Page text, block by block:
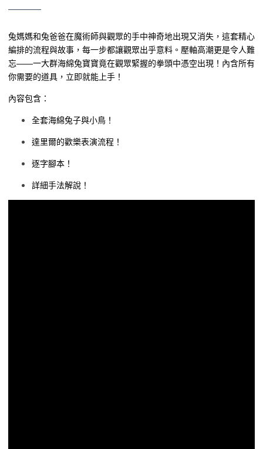
兔媽媽和兔爸爸在魔術師與觀眾的手中神奇地出現又消失，這套精心
編排的流程與故事，每一步都讓觀眾出乎意料。壓軸高潮更是令人難
忘——一大群海綿兔寶寶竟在觀眾緊握的拳頭中憑空出現！內含所有
你需要的道具，立即就能上手！
內容包含：
全套海綿兔子與小鳥！
達里爾的歡樂表演流程！
逐字腳本！
詳細手法解說！